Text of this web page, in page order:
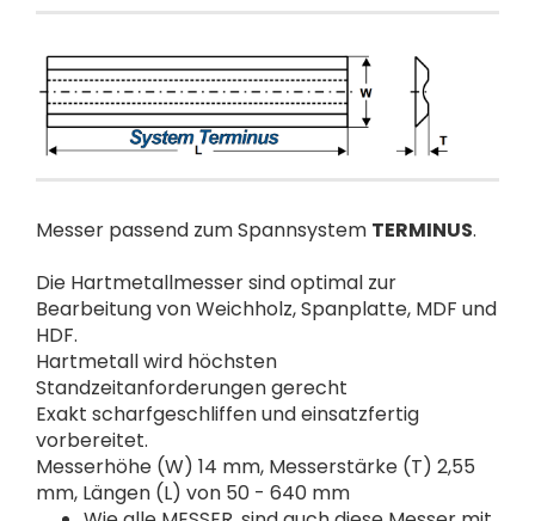
Messer passend zum Spannsystem TERMINUS.
Die Hartmetallmesser sind optimal zur
Bearbeitung von Weichholz, Spanplatte, MDF und
HDF.
Hartmetall wird höchsten
Standzeitanforderungen gerecht
Exakt scharfgeschliffen und einsatzfertig
vorbereitet.
Messerhöhe (W) 14 mm, Messerstärke (T) 2,55
mm, Längen (L) von 50 - 640 mm